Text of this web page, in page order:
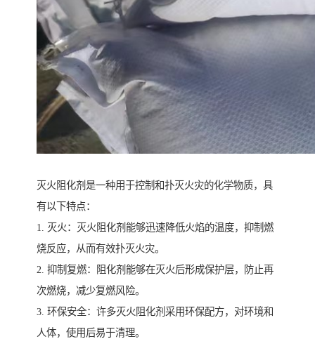
灭火阻化剂是一种用于控制和扑灭火灾的化学物质，具
有以下特点：
1. 灭火：灭火阻化剂能够迅速降低火焰的温度，抑制燃
烧反应，从而有效扑灭火灾。
2. 抑制复燃：阻化剂能够在灭火后形成保护层，防止再
次燃烧，减少复燃风险。
3. 环保安全：许多灭火阻化剂采用环保配方，对环境和
人体，使用后易于清理。